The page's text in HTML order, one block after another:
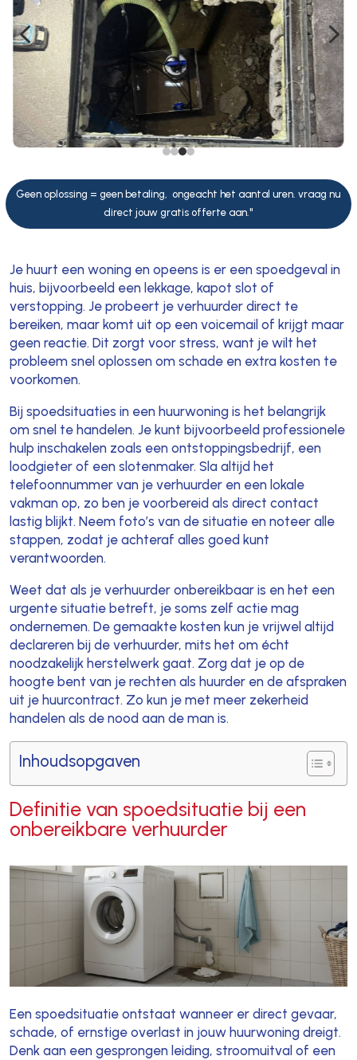
4 5
Geen oplossing = geen betaling, ongeacht het aantal uren. vraag nu
direct jouw gratis offerte aan."
Je huurt een woning en opeens is er een spoedgeval in
huis, bijvoorbeeld een lekkage, kapot slot of
verstopping. Je probeert je verhuurder direct te
bereiken, maar komt uit op een voicemail of krijgt maar
geen reactie. Dit zorgt voor stress, want je wilt het
probleem snel oplossen om schade en extra kosten te
voorkomen.
Bij spoedsituaties in een huurwoning is het belangrijk
om snel te handelen. Je kunt bijvoorbeeld professionele
hulp inschakelen zoals een ontstoppingsbedrijf, een
loodgieter of een slotenmaker. Sla altijd het
telefoonnummer van je verhuurder en een lokale
vakman op, zo ben je voorbereid als direct contact
lastig blijkt. Neem foto’s van de situatie en noteer alle
stappen, zodat je achteraf alles goed kunt
verantwoorden.
Weet dat als je verhuurder onbereikbaar is en het een
urgente situatie betreft, je soms zelf actie mag
ondernemen. De gemaakte kosten kun je vrijwel altijd
declareren bij de verhuurder, mits het om écht
noodzakelijk herstelwerk gaat. Zorg dat je op de
hoogte bent van je rechten als huurder en de afspraken
uit je huurcontract. Zo kun je met meer zekerheid
handelen als de nood aan de man is.
Inhoudsopgaven
Definitie van spoedsituatie bij een
onbereikbare verhuurder
Een spoedsituatie ontstaat wanneer er direct gevaar,
schade, of ernstige overlast in jouw huurwoning dreigt.
Denk aan een gesprongen leiding, stroomuitval of een